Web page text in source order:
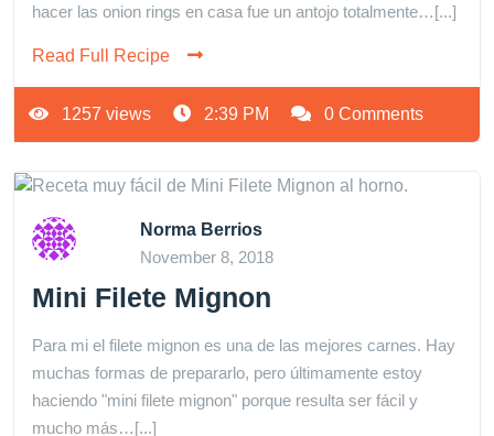
hacer las onion rings en casa fue un antojo totalmente…[...]
Read Full Recipe
1257 views 2:39 PM 0 Comments
Norma Berrios
November 8, 2018
Mini Filete Mignon
Para mi el filete mignon es una de las mejores carnes. Hay
muchas formas de prepararlo, pero últimamente estoy
haciendo "mini filete mignon" porque resulta ser fácil y
mucho más…[...]